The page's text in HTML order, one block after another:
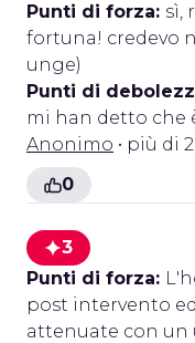
Punti di forza: sì,
fortuna! credevo
unge)
Punti di
mi han detto che
Anonimo • più di
0
3
Punti di forza:
post intervento
attenuate con un